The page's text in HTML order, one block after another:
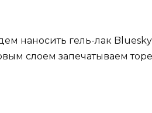
наносить гель-лак
слоем запечатываем